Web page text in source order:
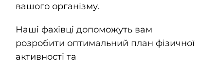
вашого організму.
Наші фахівці допоможуть вам
розробити оптимальний план фізичної
активності та